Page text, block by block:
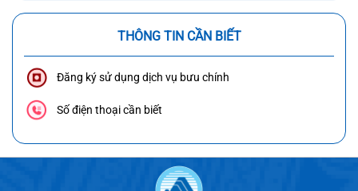
THÔNG TIN CẦN BIẾT
Đăng ký sử dụng dịch vụ bưu chính
Số điện thoại cần biết